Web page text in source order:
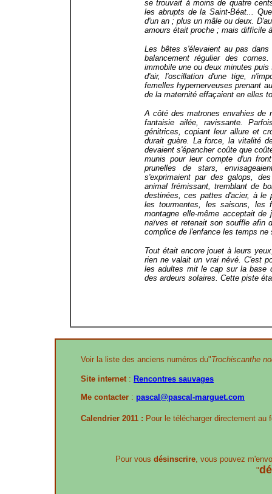
se trouvait à moins de quatre
les abrupts de la Saint-Béat...
d'un an ; plus un mâle ou deux.
amours était proche ; mais difficile
Les bêtes s'élevaient au pas
balancement régulier des
immobile une ou deux minutes
d'air, l'oscillation d'une tige,
femelles hypernerveuses prenant
de la maternité effaçaient en elles
A côté des matrones envahies de
fantaisie ailée, ravissante.
génitrices, copiant leur allure et
durait guère. La force, la vitalité
devaient s'épancher coûte que
munis pour leur compte d'un
prunelles de stars,
s'exprimaient par des galops,
animal frémissant, tremblant de
destinées, ces pattes d'acier, à le
les tourmentes, les saisons, les
montagne elle-même acceptait
naïves et retenait son souffle afin
complice de l'enfance les temps ne
Tout était encore jouet à leurs
rien ne valait un vrai névé. C'est
les adultes mit le cap sur la base
des ardeurs solaires. Cette piste
Voir la liste des anciens numéros du"Trochiscanthe
Site internet : Rencontres sauvages
Me contacter : pascal@pascal-marguet.com
Calendrier 2011 : Pour le télécharger directement au
Pour vous désinscrire, vous pouvez
"